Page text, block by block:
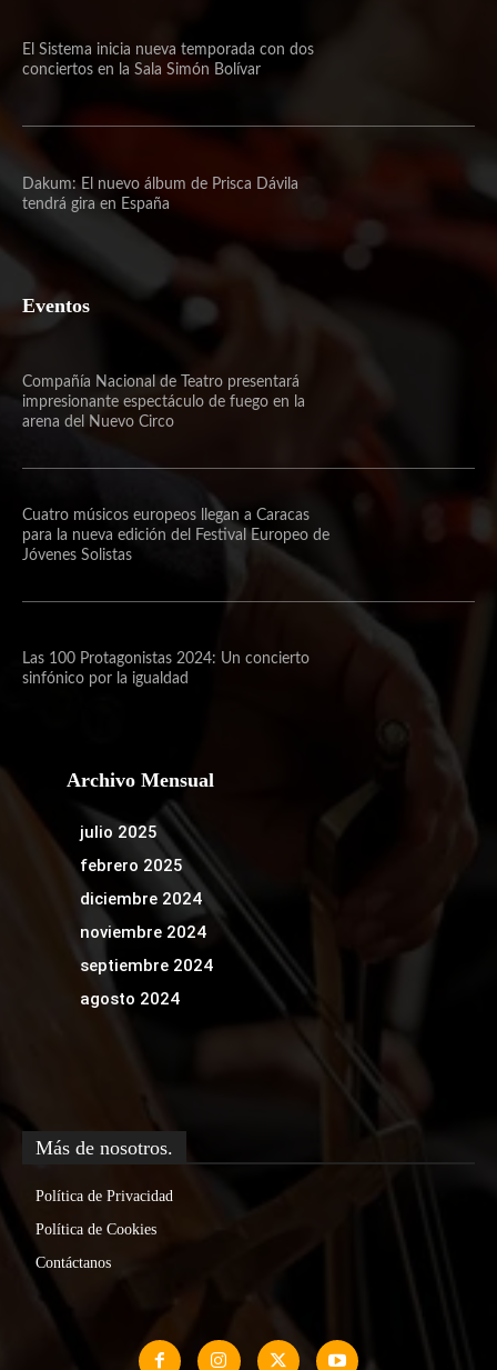
El Sistema inicia nueva temporada con dos
conciertos en la Sala Simón Bolívar
Dakum: El nuevo álbum de Prisca Dávila
tendrá gira en España
Eventos
Compañía Nacional de Teatro presentará
impresionante espectáculo de fuego en la
arena del Nuevo Circo
Cuatro músicos europeos llegan a Caracas
para la nueva edición del Festival Europeo de
Jóvenes Solistas
Las 100 Protagonistas 2024: Un concierto
sinfónico por la igualdad
Archivo Mensual
julio 2025
febrero 2025
diciembre 2024
noviembre 2024
septiembre 2024
agosto 2024
Más de nosotros.
Política de Privacidad
Política de Cookies
Contáctanos